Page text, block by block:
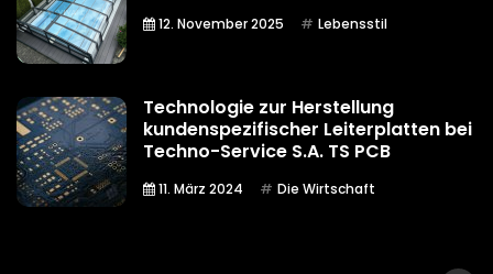
12. November 2025 Lebensstil
Technologie zur Herstellung
kundenspezifischer Leiterplatten bei
Techno-Service S.A. TS PCB
11. März 2024 Die Wirtschaft